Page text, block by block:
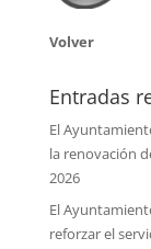
Volver
Entradas
El
la renovación
2026
El
reforzar el